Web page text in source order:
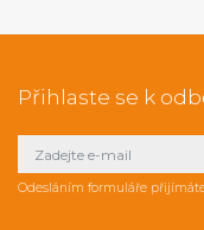
Přihlaste se k
Odesláním formuláře